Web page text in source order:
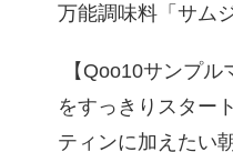
万能調味料「サム
【Qoo10サンプル
をすっきりスター
ティンに加えたい